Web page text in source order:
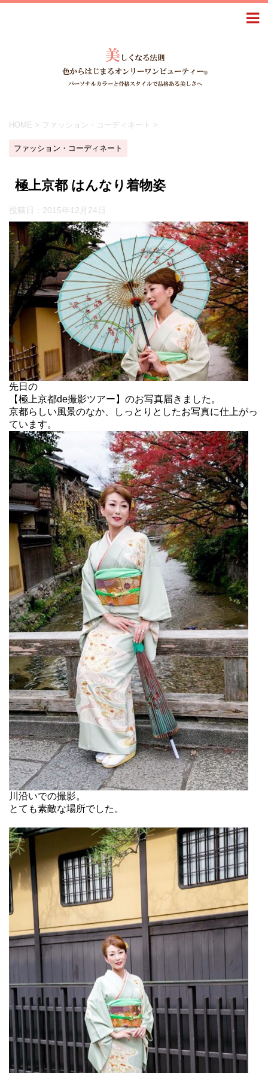
HOME > ファッション・コーディネート >
ファッション・コーディネート
極上京都 はんなり着物姿
投稿日： 2015年12月24日
先日の
【極上京都de撮影ツアー】のお写真届きました。
京都らしい風景のなか、しっとりとしたお写真に仕上がっ
ています。
川沿いでの撮影。
とても素敵な場所でした。